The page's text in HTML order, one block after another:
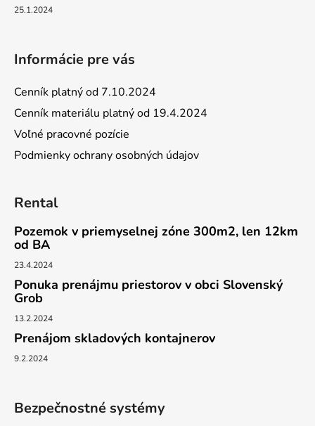
25.1.2024
Informácie pre vás
Cenník platný od 7.10.2024
Cenník materiálu platný od 19.4.2024
Voľné pracovné pozície
Podmienky ochrany osobných údajov
Rental
Pozemok v priemyselnej zóne 300m2, len 12km
od BA
23.4.2024
Ponuka prenájmu priestorov v obci Slovenský
Grob
13.2.2024
Prenájom skladových kontajnerov
9.2.2024
Bezpečnostné systémy